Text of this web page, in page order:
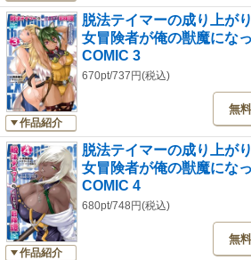
作品紹介
脱法テイマーの成り上が
女冒険者が俺の獣魔にな
COMIC 3
670pt/737円(税込)
無
作品紹介
脱法テイマーの成り上が
女冒険者が俺の獣魔にな
COMIC 4
680pt/748円(税込)
無